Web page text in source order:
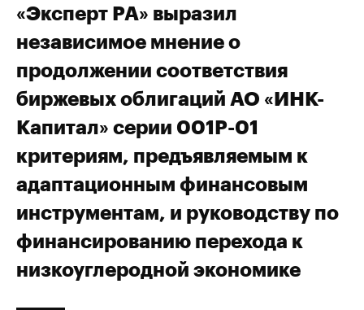
«Эксперт РА» выразил
независимое мнение о
продолжении соответствия
биржевых облигаций АО «ИНК-
Капитал» серии 001Р-01
критериям, предъявляемым к
адаптационным финансовым
инструментам, и руководству по
финансированию перехода к
низкоуглеродной экономике